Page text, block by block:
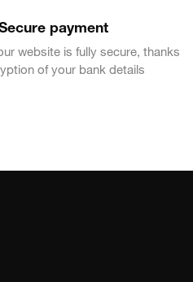
payment
website is fully secure, thanks
of your bank details